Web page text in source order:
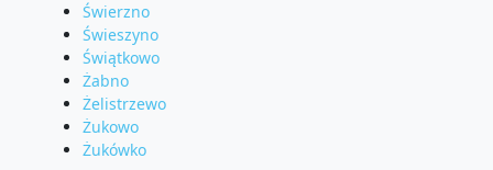
Świerzno
Świeszyno
Świątkowo
Żabno
Żelistrzewo
Żukowo
Żukówko